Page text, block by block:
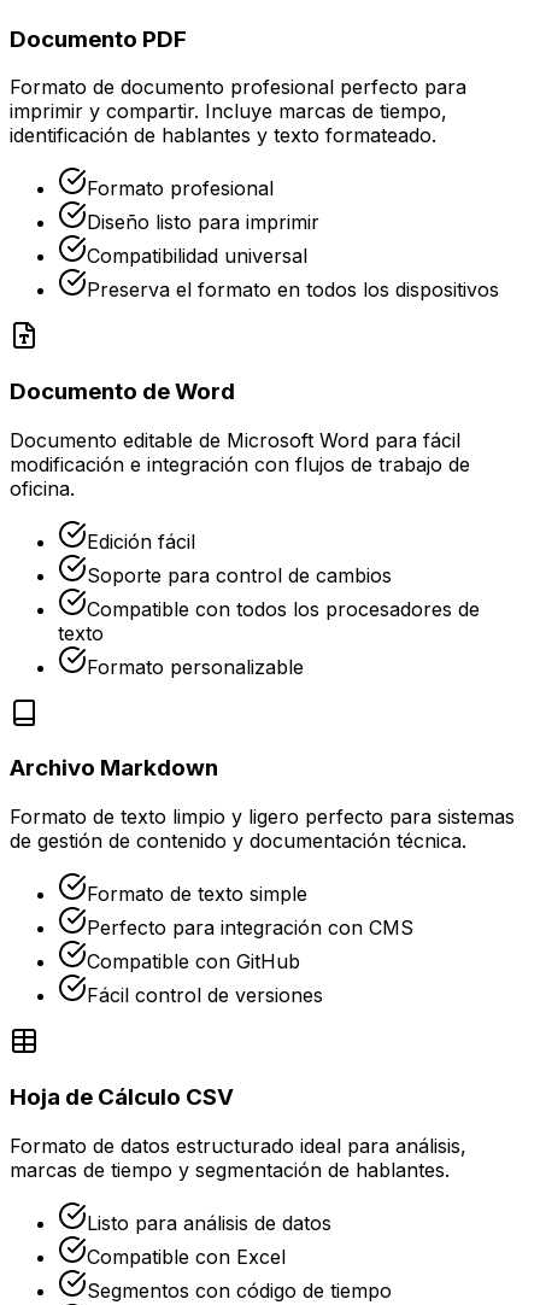
Documento PDF
Formato de documento profesional perfecto para
imprimir y compartir. Incluye marcas de tiempo,
identificación de hablantes y texto formateado.
Formato profesional
Diseño listo para imprimir
Compatibilidad universal
Preserva el formato en todos los dispositivos
Documento de Word
Documento editable de Microsoft Word para fácil
modificación e integración con flujos de trabajo de
oficina.
Edición fácil
Soporte para control de cambios
Compatible con todos los procesadores de
texto
Formato personalizable
Archivo Markdown
Formato de texto limpio y ligero perfecto para sistemas
de gestión de contenido y documentación técnica.
Formato de texto simple
Perfecto para integración con CMS
Compatible con GitHub
Fácil control de versiones
Hoja de Cálculo CSV
Formato de datos estructurado ideal para análisis,
marcas de tiempo y segmentación de hablantes.
Listo para análisis de datos
Compatible con Excel
Segmentos con código de tiempo